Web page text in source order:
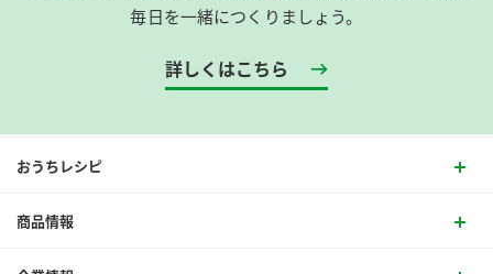
毎日を一緒につくりましょう。
詳しくはこちら
おうちレシピ
商品情報